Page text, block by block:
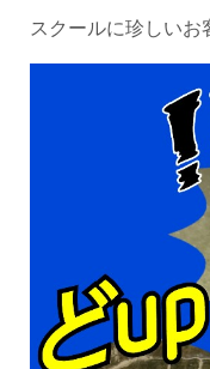
スクールに珍しいお